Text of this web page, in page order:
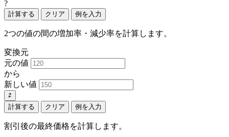
?
計算する クリア 例を入力
2つの値の間の増加率・減少率を計算します。
変換元
元の値
から
新しい値
⇄
計算する
クリア 例を入力
割引後の最終価格を計算します。